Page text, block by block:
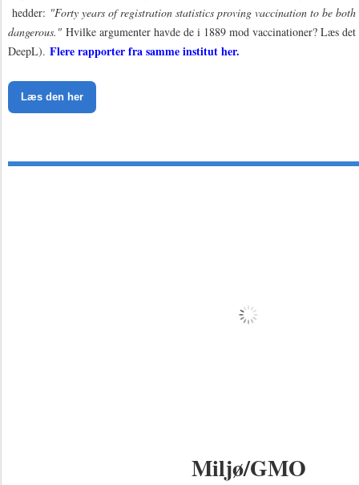
hedder: "Forty years of registration statistics proving vaccination to be both
dangerous." Hvilke argumenter havde de i 1889 mod vaccinationer? Læs
DeepL). Flere rapporter fra samme institut her.
Læs den her
Miljø/GMO